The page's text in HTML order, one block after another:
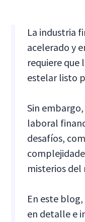
La industria
acelerado y
requiere que
estelar listo
Sin
laboral
desafíos,
misterios
En este
en detalle e